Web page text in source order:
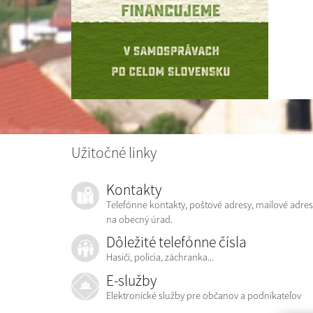
Užitočné linky
Kontakty
Telefónne kontakty, poštové adresy, mailové
na obecný úrad.
Dôležité telefónne čísla
Hasiči, polícia, záchranka...
E-služby
Elektronické služby pre občanov a podnikateľov